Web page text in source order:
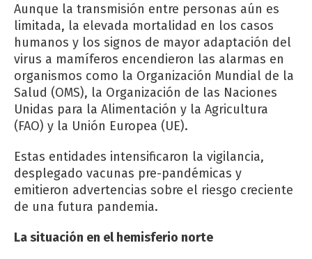
Aunque la transmisión entre personas aún es
limitada, la elevada mortalidad en los casos
humanos y los signos de mayor adaptación del
virus a mamíferos encendieron las alarmas en
organismos como la Organización Mundial de la
Salud (OMS), la Organización de las Naciones
Unidas para la Alimentación y la Agricultura
(FAO) y la Unión Europea (UE).
Estas entidades intensificaron la vigilancia,
desplegado vacunas pre-pandémicas y
emitieron advertencias sobre el riesgo creciente
de una futura pandemia.
La situación en el hemisferio norte